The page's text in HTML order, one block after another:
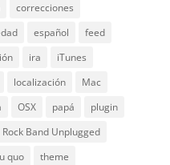
correcciones
español
feed
ira
iTunes
localización
Mac
OSX papá
plugin
Rock Band Unplugged
quo
theme